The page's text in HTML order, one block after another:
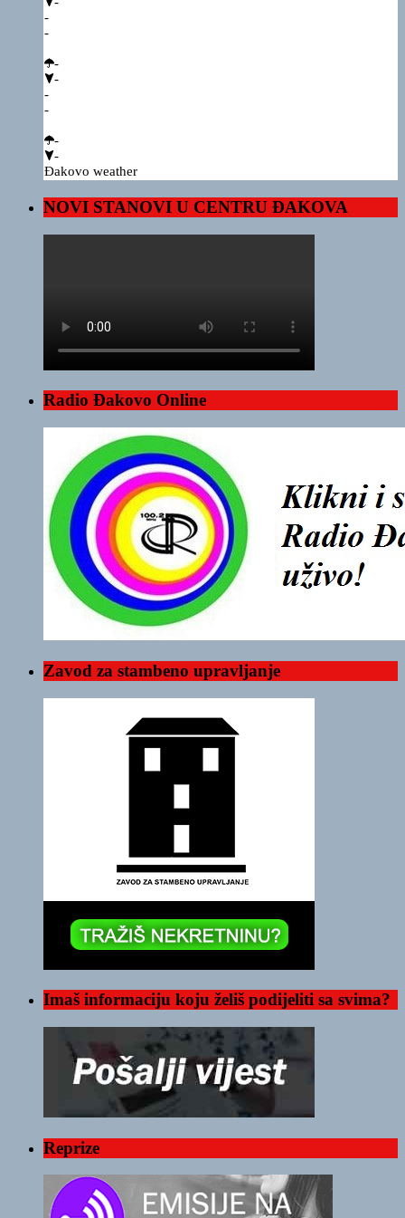
-
-
-
-
-
-
-
-
Đakovo weather
NOVI STANOVI U CENTRU ĐAKOVA
Radio Đakovo Online
Zavod za stambeno upravljanje
Imaš informaciju koju želiš podijeliti sa svima?
Reprize